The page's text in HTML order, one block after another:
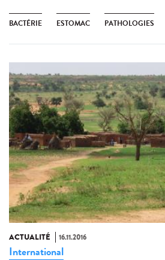
BACTÉRIE ESTOMAC PATHOLOGIES
ACTUALITÉ 16.11.2016
International